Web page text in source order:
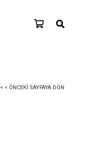
< < ÖNCEKI SAYFAYA DÖN